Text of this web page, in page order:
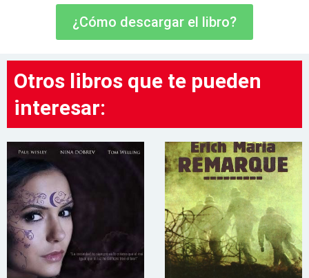
¿Cómo descargar el libro?
Otros libros que te pueden
interesar: